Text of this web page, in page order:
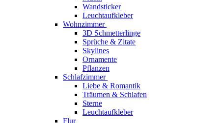
Wandsticker
Leuchtaufkleber
Wohnzimmer
3D Schmetterlinge
Sprüche & Zitate
Skylines
Ornamente
Pflanzen
Schlafzimmer
Liebe & Romantik
Träumen & Schlafen
Sterne
Leuchtaufkleber
Flur